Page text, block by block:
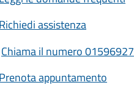
Richiedi assistenza
Chiama il numero 01596927
Prenota appuntamento